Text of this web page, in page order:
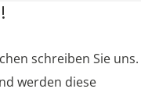
schreiben Sie uns.
werden diese